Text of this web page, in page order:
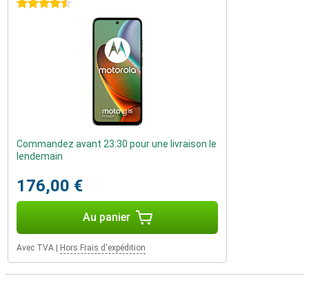
4.5 étoiles
Commandez avant 23:30 pour une livraison le
lendemain
176,00 €
Au panier
Avec TVA | Hors Frais d'expédition